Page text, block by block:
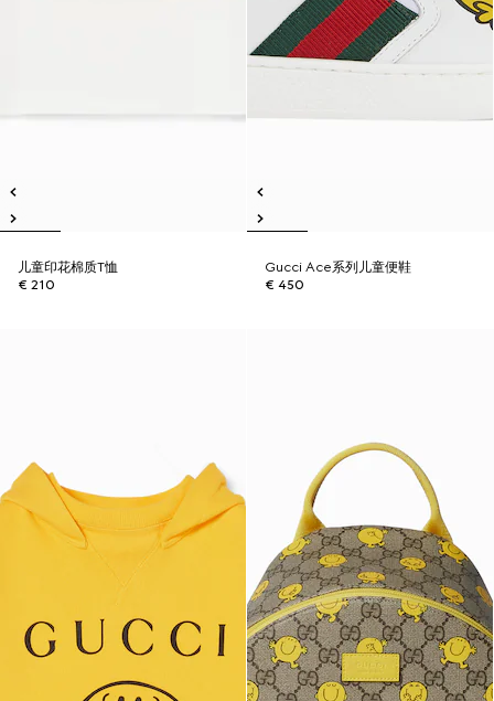
儿童印花棉质T恤
€ 210
Gucci Ace系列儿童便鞋
€ 450